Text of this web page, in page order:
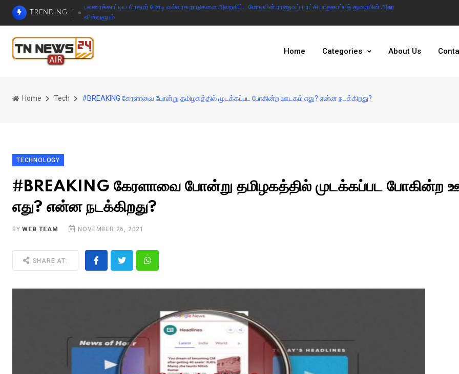
TRENDING
பவரைக்காட்டிய பிரதமர் மோடி வல்லரசு நாடுகளை அலறவிட்ட மோடியின் ராணுவப் புரட்சி பாதுகாப்புத் துறையின் அசுர
விஸ்வரூபம்
இந்தியா
Home Categories About Us
Home Tech #BREAKING கேரளாவை போன்று தமிழகத்தில் முடக்கப்பட போகின்ற ஊடகம் எது? என்ன நடக்கிறது?
TECHNOLOGY
#BREAKING கேரளாவை போன்று தமிழகத்தில் முடக்கப்பட போகின்ற
எது? என்ன நடக்கிறது?
BYWEB TEAM NOVEMBER 26, 2021
SHARE AT: